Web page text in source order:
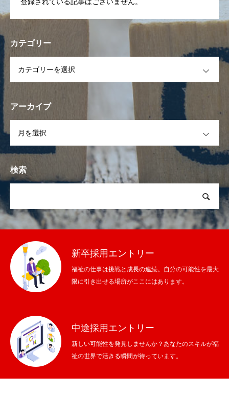
トップ
私たちについて 日本福祉サービスとは
採用情報
HOME 私たちについて 私たちの仕事 採用情報
カテゴリー
アーカイブ
検索
新卒採用エントリー
福祉の仕事は挑戦と成長の連続。自分の可能性を最大
限に引き出せる場所がここにはあります。
中途採用エントリー
新しい可能性を発見しませんか？あなたのスキルが福
祉の世界で活きる瞬間が待っています。